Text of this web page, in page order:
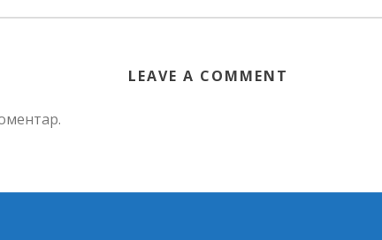
LEAVE A COMMENT